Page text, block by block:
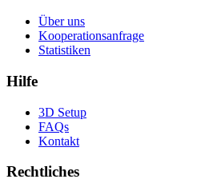
Über uns
Kooperationsanfrage
Statistiken
Hilfe
3D Setup
FAQs
Kontakt
Rechtliches